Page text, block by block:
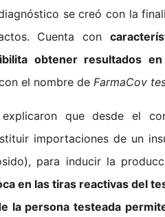
se creó con la
Cuenta con
obtener resultados
el nombre de FarmaCov
que desde el
importaciones de un
para inducir la
en las tiras reactivas del
la persona testeada